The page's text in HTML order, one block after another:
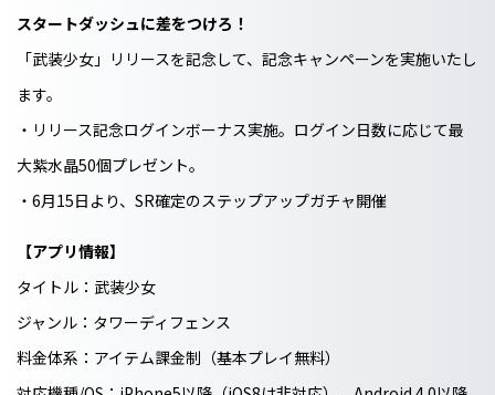
スタートダッシュに差をつけろ！
「武装少女」リリースを記念して、記念キャンペーンを実施いたし
ます。
・リリース記念ログインボーナス実施。ログイン日数に応じて最
大紫水晶50個プレゼント。
・6月15日より、SR確定のステップアップガチャ開催
【アプリ情報】
タイトル：武装少女
ジャンル：タワーディフェンス
料金体系：アイテム課金制（基本プレイ無料）